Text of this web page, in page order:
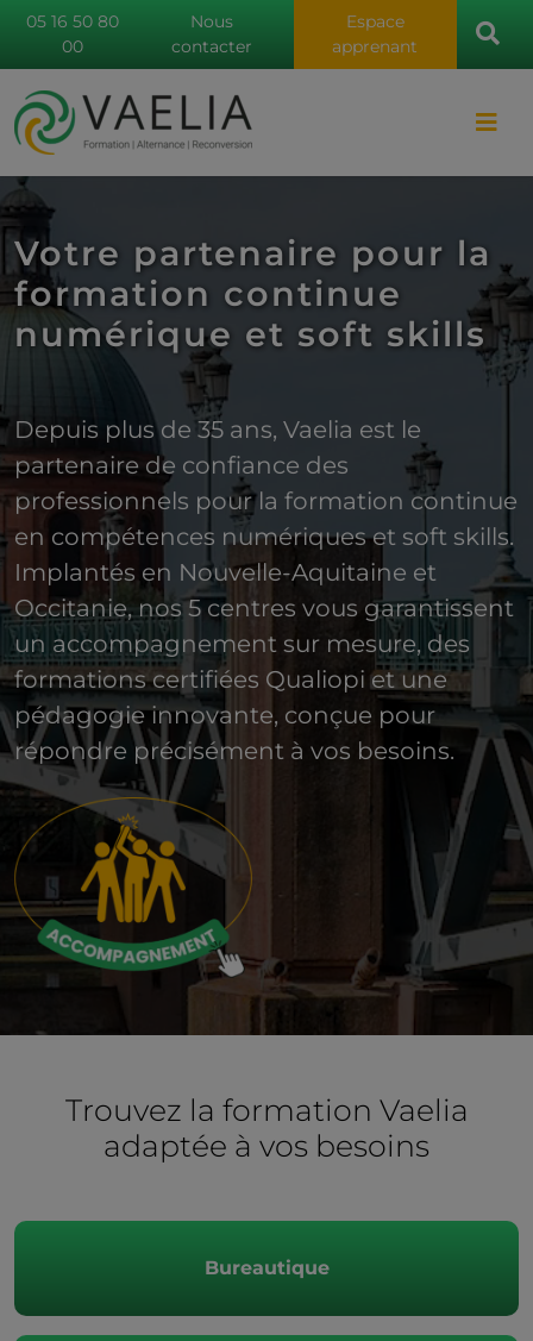
05 16 50 80
00
Nous
contacter
Espace
apprenant
Votre partenaire pour la
formation continue
numérique et soft skills
Depuis plus de 35 ans, Vaelia est le
partenaire de confiance des
professionnels pour la formation continue
en compétences numériques et soft skills.
Implantés en Nouvelle-Aquitaine et
Occitanie, nos 5 centres vous garantissent
un accompagnement sur mesure, des
formations certifiées Qualiopi et une
pédagogie innovante, conçue pour
répondre précisément à vos besoins.
Trouvez la formation Vaelia
adaptée à vos besoins
Bureautique